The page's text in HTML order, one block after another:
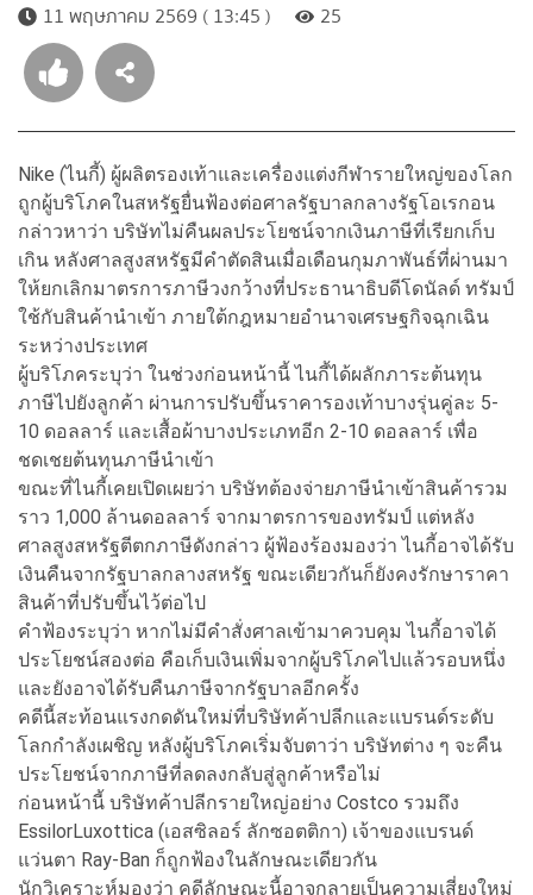
11 พฤษภาคม 2569 ( 13:45 )
25
Nike (ไนกี้) ผู้ผลิตรองเท้าและเครื่องแต่งกีฬารายใหญ่ของโลก
ถูกผู้บริโภคในสหรัฐยื่นฟ้องต่อศาลรัฐบาลกลางรัฐโอเรกอน
กล่าวหาว่า บริษัทไม่คืนผลประโยชน์จากเงินภาษีที่เรียกเก็บ
เกิน หลังศาลสูงสหรัฐมีคำตัดสินเมื่อเดือนกุมภาพันธ์ที่ผ่านมา
ให้ยกเลิกมาตรการภาษีวงกว้างที่ประธานาธิบดีโดนัลด์ ทรัมป์
ใช้กับสินค้านำเข้า ภายใต้กฎหมายอำนาจเศรษฐกิจฉุกเฉิน
ระหว่างประเทศ
ผู้บริโภคระบุว่า ในช่วงก่อนหน้านี้ ไนกี้ได้ผลักภาระต้นทุน
ภาษีไปยังลูกค้า ผ่านการปรับขึ้นราคารองเท้าบางรุ่นคู่ละ 5-
10 ดอลลาร์ และเสื้อผ้าบางประเภทอีก 2-10 ดอลลาร์ เพื่อ
ชดเชยต้นทุนภาษีนำเข้า
ขณะที่ไนกี้เคยเปิดเผยว่า บริษัทต้องจ่ายภาษีนำเข้าสินค้ารวม
ราว 1,000 ล้านดอลลาร์ จากมาตรการของทรัมป์ แต่หลัง
ศาลสูงสหรัฐตีตกภาษีดังกล่าว ผู้ฟ้องร้องมองว่า ไนกี้อาจได้รับ
เงินคืนจากรัฐบาลกลางสหรัฐ ขณะเดียวกันก็ยังคงรักษาราคา
สินค้าที่ปรับขึ้นไว้ต่อไป
คำฟ้องระบุว่า หากไม่มีคำสั่งศาลเข้ามาควบคุม ไนกี้อาจได้
ประโยชน์สองต่อ คือเก็บเงินเพิ่มจากผู้บริโภคไปแล้วรอบหนึ่ง
และยังอาจได้รับคืนภาษีจากรัฐบาลอีกครั้ง
คดีนี้สะท้อนแรงกดดันใหม่ที่บริษัทค้าปลีกและแบรนด์ระดับ
โลกกำลังเผชิญ หลังผู้บริโภคเริ่มจับตาว่า บริษัทต่าง ๆ จะคืน
ประโยชน์จากภาษีที่ลดลงกลับสู่ลูกค้าหรือไม่
ก่อนหน้านี้ บริษัทค้าปลีกรายใหญ่อย่าง Costco รวมถึง
EssilorLuxottica (เอสซิลอร์ ลักซอตติกา) เจ้าของแบรนด์
แว่นตา Ray-Ban ก็ถูกฟ้องในลักษณะเดียวกัน
นักวิเคราะห์มองว่า คดีลักษณะนี้อาจกลายเป็นความเสี่ยงใหม่